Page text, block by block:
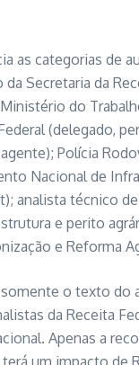
as categorias de
Secretaria da
do
(delegado,
Polícia
Nacional de
analista técnico
e perito
e Reforma
o texto do
da Receita
Apenas a